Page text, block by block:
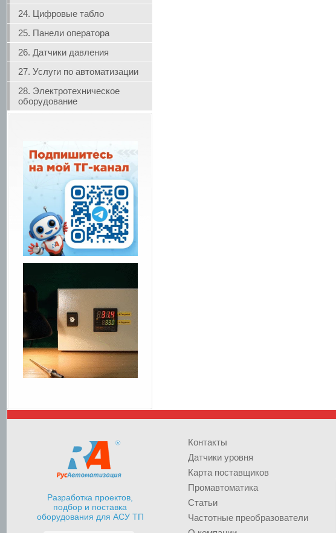
24. Цифровые табло
25. Панели оператора
26. Датчики давления
27. Услуги по автоматизации
28. Электротехническое
оборудование
Разработка проектов,
подбор и поставка
оборудования для АСУ ТП
Контакты
Датчики уровня
Карта поставщиков
Промавтоматика
Статьи
Частотные преобразователи